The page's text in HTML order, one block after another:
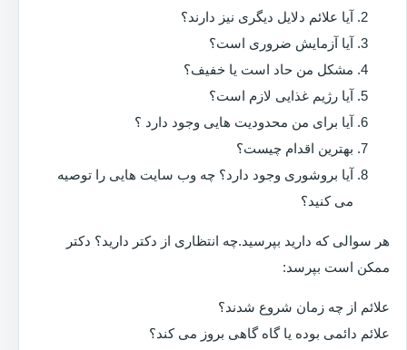
آیا علائم دلایل دیگری نیز دارند؟
آیا آزمایش ضروری است؟
مشکل من حاد است یا خفیف؟
آیا رژیم غذایی لازم است؟
آیا برای من محدودیت هایی وجود دارد ؟
بهترین اقدام چیست؟
آیا بروشوری وجود دارد؟ چه وب سایت هایی را توصیه
می کنید؟
هر سوالی که دارید بپرسید.چه انتظاری از دکتر دارید؟ دکتر
ممکن است بپرسد:
علائم از چه زمان شروع شدند؟
علائم دائمی بوده یا گاه گاهی بروز می کند؟